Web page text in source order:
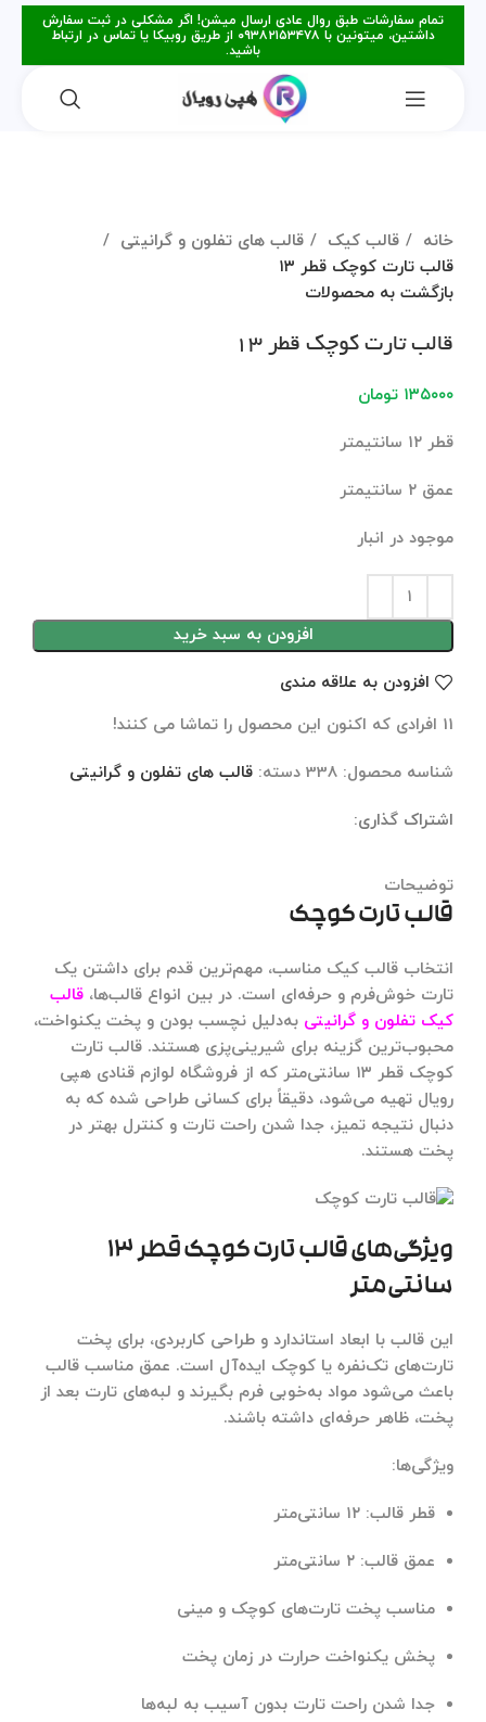
تمام سفارشات طبق روال عادی ارسال میشن! اگر مشکلی در ثبت سفارش
داشتین، میتونین با ۰۹۳۸۲۱۵۳۴۷۸ از طریق روبیکا یا تماس در ارتباط
باشید.
خانه
قالب کیک
قالب های تفلون و گرانیتی
قالب تارت کوچک قطر ۱۳
بازگشت به محصولات
قالب تارت کوچک قطر ۱۳
۱۳۵۰۰۰ تومان
قطر ۱۲ سانتیمتر
عمق ۲ سانتیمتر
موجود در انبار
افزودن به سبد خرید
افزودن به علاقه مندی
11 افرادی که اکنون این محصول را تماشا می کنند!
شناسه محصول: 338 دسته: قالب های تفلون و گرانیتی
اشتراک گذاری:
توضیحات
قالب تارت کوچک
انتخاب قالب کیک مناسب، مهم‌ترین قدم برای داشتن یک
تارت خوش‌فرم و حرفه‌ای است. در بین انواع قالب‌ها، قالب
کیک تفلون و گرانیتی به‌دلیل نچسب بودن و پخت یکنواخت،
محبوب‌ترین گزینه برای شیرینی‌پزی هستند. قالب تارت
کوچک قطر ۱۳ سانتی‌متر که از
فروشگاه لوازم قنادی هپی
رویال تهیه می‌شود، دقیقاً برای کسانی طراحی شده که به
دنبال نتیجه تمیز، جدا شدن راحت تارت و کنترل بهتر در
پخت هستند.
ویژگی‌های قالب تارت کوچک قطر ۱۳
سانتی‌متر
این قالب با ابعاد استاندارد و طراحی کاربردی، برای پخت
تارت‌های تک‌نفره یا کوچک ایده‌آل است. عمق مناسب قالب
باعث می‌شود مواد به‌خوبی فرم بگیرند و لبه‌های تارت بعد از
پخت، ظاهر حرفه‌ای داشته باشند.
ویژگی‌ها:
قطر قالب: ۱۲ سانتی‌متر
عمق قالب: ۲ سانتی‌متر
مناسب پخت تارت‌های کوچک و مینی
پخش یکنواخت حرارت در زمان پخت
جدا شدن راحت تارت بدون آسیب به لبه‌ها